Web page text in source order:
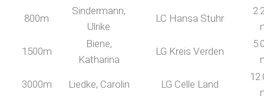
800m
Sindermann,
Ulrike
LC Hansa Stuhr
1500m
Biene,
Katharina
LG Kreis Verden
3000m Liedke, Carolin LG Celle Land